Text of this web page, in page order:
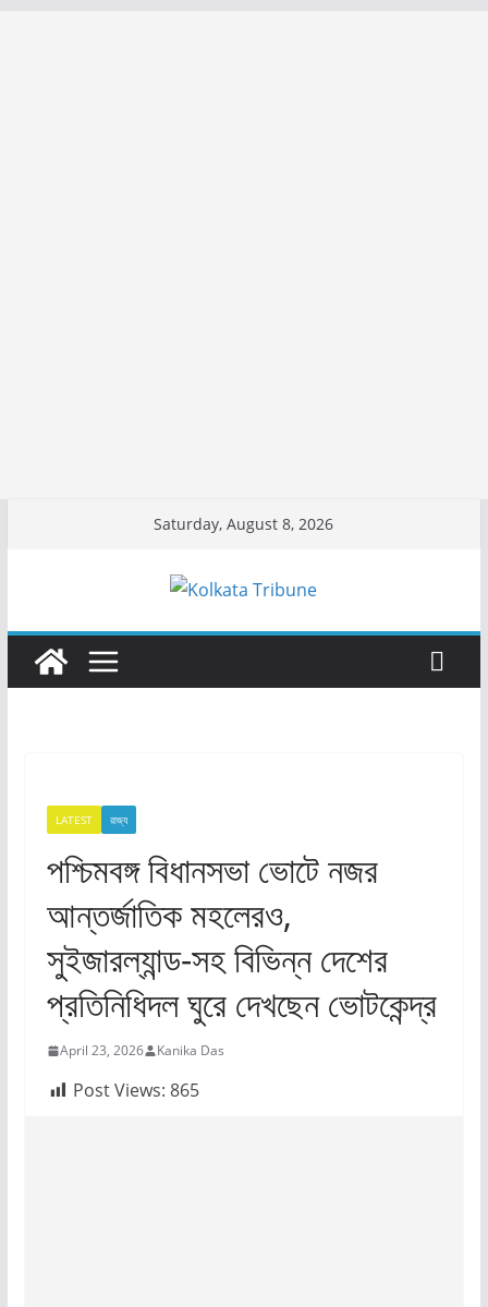
Saturday, August 8, 2026
LATEST রাজ্য​
পশ্চিমবঙ্গ বিধানসভা ভোটে নজর
আন্তর্জাতিক মহলেরও,
সুইজারল্যান্ড-সহ বিভিন্ন দেশের
প্রতিনিধিদল ঘুরে দেখছেন ভোটকেন্দ্র
April 23, 2026 Kanika Das
Post Views: 865